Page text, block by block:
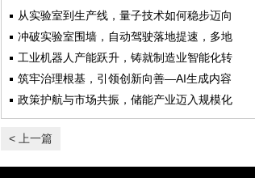
从实验室到生产线，量子技术如何稳步迈向
产业化新纪元
冲破实验室围墙，自动驾驶落地提速，多地
开放更多道路测试场景构建真实考场
工业机器人产能跃升，铸就制造业智能化转
型的钢铁脊梁
筑牢治理根基，引领创新向善—AI生成内容
监管持续强化 规范行业健康发展
政策护航与市场共振，储能产业迈入规模化
发展黄金期
< 上一篇